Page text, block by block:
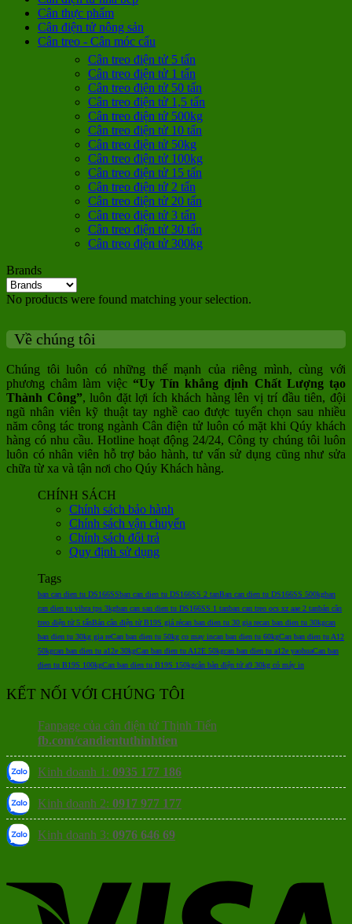
Cân thực phẩm
Cân điện tử nông sản
Cân treo - Cân móc cẩu
Cân treo điện tử 5 tấn
Cân treo điện tử 1 tấn
Cân treo điện tử 50 tấn
Cân treo điện tử 1,5 tấn
Cân treo điện tử 500kg
Cân treo điện tử 10 tấn
Cân treo điện tử 50kg
Cân treo điện tử 100kg
Cân treo điện tử 15 tấn
Cân treo điện tử 2 tấn
Cân treo điện tử 20 tấn
Cân treo điện tử 3 tấn
Cân treo điện tử 30 tấn
Cân treo điện tử 300kg
Brands
No products were found matching your selection.
Về chúng tôi
Chúng tôi luôn có những thế mạnh của riêng mình, cùng với
phương châm làm việc “Uy Tín khẳng định Chất Lượng tạo
Thành Công”, luôn đặt lợi ích khách hàng lên vị trí đầu tiên, đội
ngũ nhân viên kỹ thuật tay nghề cao được tuyển chọn sau nhiều
năm công tác trong ngành Cân điện tử luôn có mặt khi Qúy khách
hàng có nhu cầu. Hotline hoạt động 24/24, Công ty chúng tôi luôn
luôn có nhân viên hỗ trợ bảo hành, tư vấn sử dụng cũng như sửa
chữa từ xa và tận nơi cho Qúy Khách hàng.
CHÍNH SÁCH
Chính sách bảo hành
Chính sách vận chuyển
Chính sách đổi trả
Quy định sử dụng
Tags
ban can dien tu DS166SSban can dien tu DS166SS 2 tanBan can dien tu DS166SS 500kgban
can dien tu vibra tps 3kgban can san dien tu DS166SS 1 tanban can treo ocs xz aae 2 tanbán cân
treo điện tử 5 tấnBán cân điện tử B19S giá rẻcan ban dien tu 30 gia recan ban dien tu 30kgcan
ban dien tu 30kg gia reCan ban dien tu 50kg co may incan ban dien tu 60kgCan ban dien tu A12
50kgcan ban dien tu a12e 30kgCan ban dien tu A12E 50kgcan ban dien tu a12e yaohuaCan ban
dien tu B19S 100kgCan ban dien tu B19S 150kgcân bàn điện tử a9 30kg có máy in
KẾT NỐI VỚI CHÚNG TÔI
Fanpage của cân điện tử Thịnh Tiến
fb.com/candientuthinhtien
Kinh doanh 1: 0935 177 186
Kinh doanh 2: 0917 977 177
Kinh doanh 3: 0976 646 69